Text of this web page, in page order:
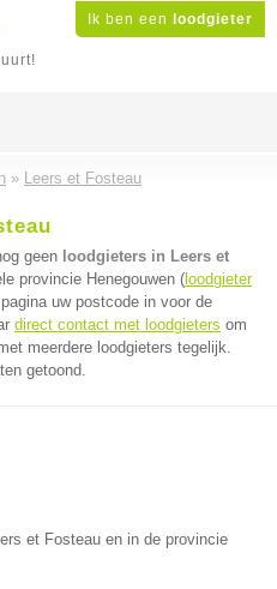
Ik ben een loodgieter
» Leers et Fosteau
geen loodgieters in Leers et
provincie Henegouwen ( loodgieter
uw postcode in voor de
direct contact met loodgieters om
meerdere loodgieters tegelijk.
getoond.
et Fosteau en in de provincie